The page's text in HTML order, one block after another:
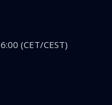
(CET/CEST)